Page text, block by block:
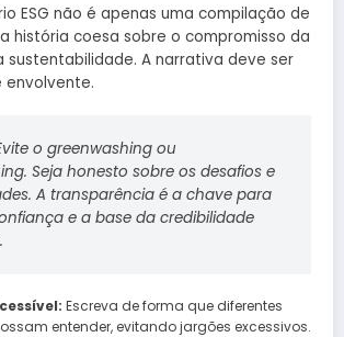
ESG não é apenas uma compilação de
história coesa sobre o compromisso da
sustentabilidade. A narrativa deve ser
envolvente.
ogreenwashing ou
. Seja honesto sobre os desafios e
A transparência é a chave para
e a base da credibilidade
Escreva de forma que diferentes
entender, evitando jargões excessivos.